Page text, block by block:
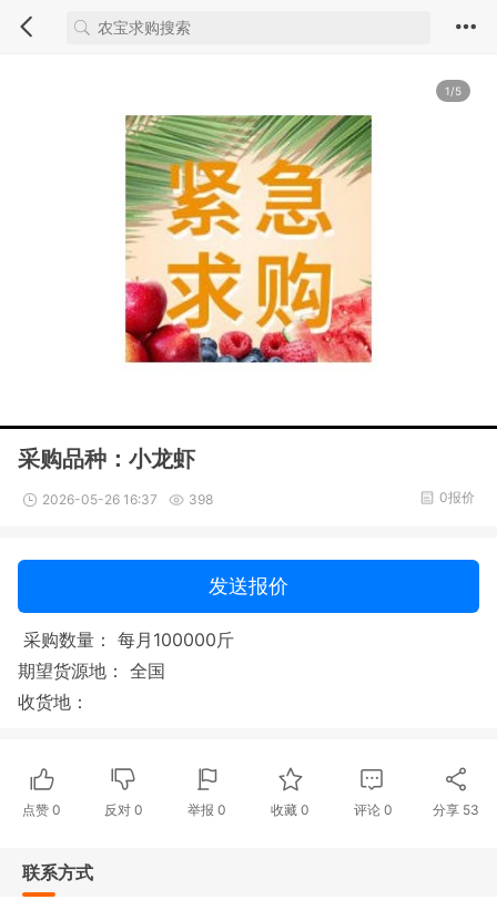
1/5
采购品种：小龙虾
2026-05-26 16:37 398 0报价
发送报价
采购数量： 每月100000斤
期望货源地： 全国
收货地：
点赞 0 反对0 举报 0 收藏 0 评论 0 分享 53
联系方式